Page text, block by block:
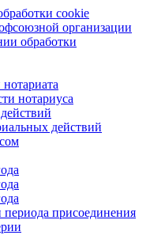
cookie
организации
обработки
нотариуса
действий
периода присоединения